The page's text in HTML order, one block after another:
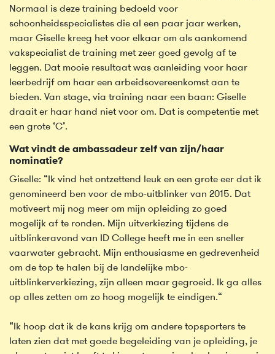
Normaal is deze training bedoeld voor
schoonheidsspecialistes die al een paar jaar werken,
maar Giselle kreeg het voor elkaar om als aankomend
vakspecialist de training met zeer goed gevolg af te
leggen. Dat mooie resultaat was aanleiding voor haar
leerbedrijf om haar een arbeidsovereenkomst aan te
bieden. Van stage, via training naar een baan: Giselle
draait er haar hand niet voor om. Dat is competentie met
een grote ‘C’.
Wat vindt de ambassadeur zelf van zijn/haar
nominatie?
Giselle: “Ik vind het ontzettend leuk en een grote eer dat ik
genomineerd ben voor de mbo-uitblinker van 2015. Dat
motiveert mij nog meer om mijn opleiding zo goed
mogelijk af te ronden. Mijn uitverkiezing tijdens de
uitblinkeravond van ID College heeft me in een sneller
vaarwater gebracht. Mijn enthousiasme en gedrevenheid
om de top te halen bij de landelijke mbo-
uitblinkerverkiezing, zijn alleen maar gegroeid. Ik ga alles
op alles zetten om zo hoog mogelijk te eindigen.“
“Ik hoop dat ik de kans krijg om andere topsporters te
laten zien dat met goede begeleiding van je opleiding, je